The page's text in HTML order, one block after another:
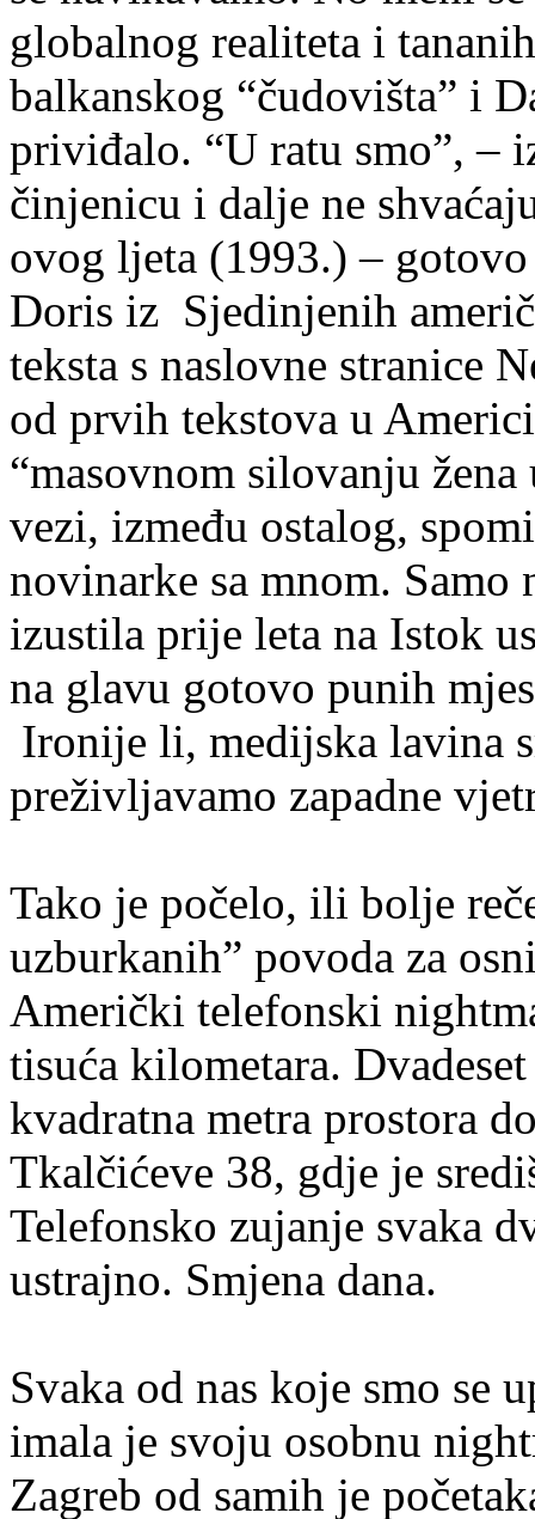
globalnog realiteta i
balkanskog “čudovišta” i
priviđalo. “U ratu smo”, –
činjenicu i dalje ne
ovog ljeta (1993.) –
Doris iz Sjedinjenih
teksta s naslovne stranice
od prvih tekstova u
“masovnom silovanju
vezi, između ostalog,
novinarke sa mnom. Samo
izustila prije leta na Istok
na glavu gotovo punih
Ironije li, medijska lavina
preživljavamo zapadne
Tako je počelo, ili bolje
uzburkanih” povoda za
Američki telefonski
tisuća kilometara.
kvadratna metra prostora
Tkalčićeve 38, gdje je
Telefonsko zujanje svaka
ustrajno. Smjena dana.
Svaka od nas koje smo se
imala je svoju osobnu
Zagreb od samih je